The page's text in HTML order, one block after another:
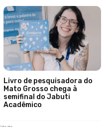
Livro de pesquisadora do
Mato Grosso chega à
semifinal do Jabuti
Acadêmico